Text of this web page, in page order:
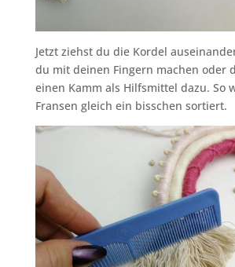
Jetzt ziehst du die Kordel
du mit deinen Fingern machen oder
einen Kamm als Hilfsmittel dazu. So
Fransen gleich ein bisschen sortiert.